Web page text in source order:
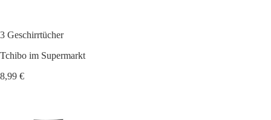
3 Geschirrtücher
Tchibo im Supermarkt
8,99 €